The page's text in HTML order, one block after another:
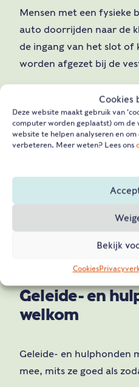
Cookies
Deze website maakt gebruik van
computer worden geplaatst) om
website te helpen analyseren en
verbeteren. Meer weten? Lees ons
Bekijk
Cookies
Mensen met een fysieke
auto doorrijden naar de
de ingang van het slot of
worden afgezet bij de
Fietsen zijn niet
accu’s van elektrische
opgeladen worden, maar
Geleide- en
welkom
Geleide- en hulphonden
mee, mits ze goed als